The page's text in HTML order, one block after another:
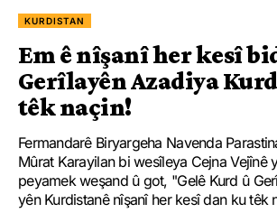
KURDISTAN
Em ê nîşanî her kesî
Gerîlayên Azadiya
têk naçin!
Fermandarê Biryargeha Navenda
Mûrat Karayilan bi wesîleya Cejna Vejînê
peyamek weşand û got, "Gelê Kurd û
yên Kurdistanê nîşanî her kesî dan ku têk